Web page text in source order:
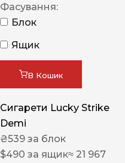
Фасування:
Блок
Ящик
В Кошик
Сигарети Lucky Strike
Demi
₴539 за блок
$490 за ящик≈ 21 967